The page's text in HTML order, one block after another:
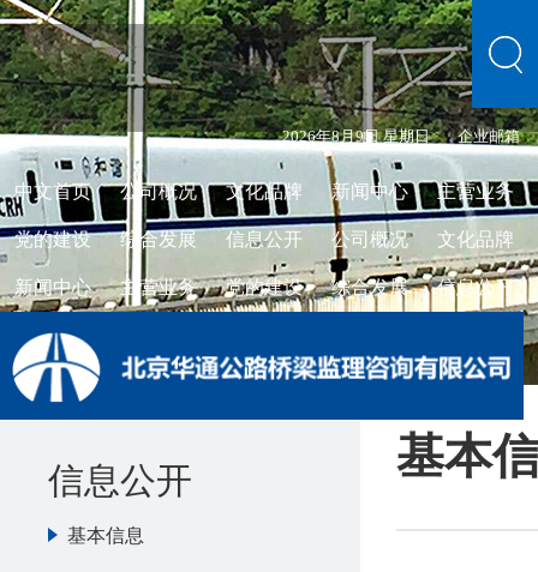
2026年8月9日 星期日 企业邮箱
中文首页 公司概况 文化品牌 新闻中心 主营业务
党的建设 综合发展 信息公开 公司概况 文化品牌
新闻中心 主营业务 党的建设 综合发展 信息公开
信息公开
基本信息
基本